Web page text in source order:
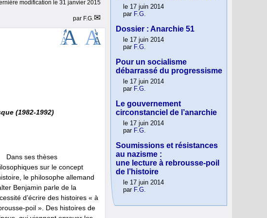
modification le 31 janvier 2015
par F.G.
(1982-1992)
Dans ses thèses
sur le concept
le philosophe allemand
Benjamin parle de la
d’écrire des histoires « à
poil ». Des histoires de
le 17 juin 2014
par F.G.
Dossier : Anarchie 51
le 17 juin 2014
par F.G.
Pour un socialisme
débarrassé du progressisme
le 17 juin 2014
par F.G.
Le gouvernement
circonstanciel de l’anarchie
le 17 juin 2014
par F.G.
Soumissions et résistances
au nazisme :
une lecture à rebrousse-poil
de l’histoire
le 17 juin 2014
par F.G.